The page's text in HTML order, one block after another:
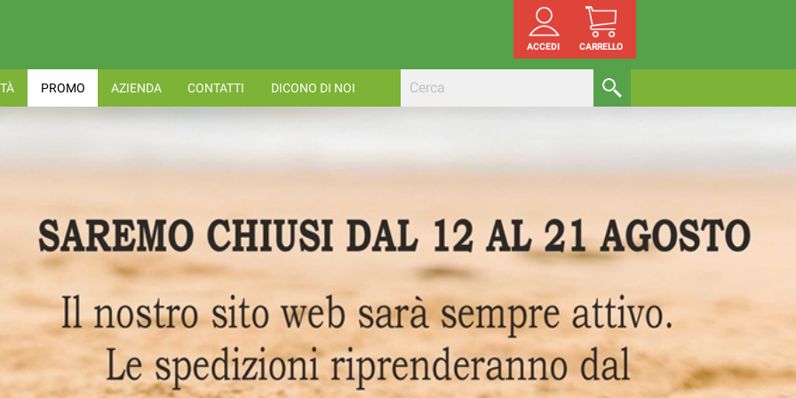
ACCEDI CARRELLO
PROMO AZIENDA CONTATTI DICONO DI NOI